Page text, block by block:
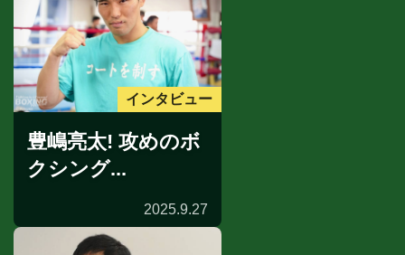
インタビュー
豊嶋亮太! 攻めのボ
クシング...
2025.9.27